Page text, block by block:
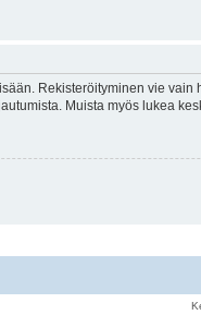
Rekisteröityminen vie
Muista myös lukea